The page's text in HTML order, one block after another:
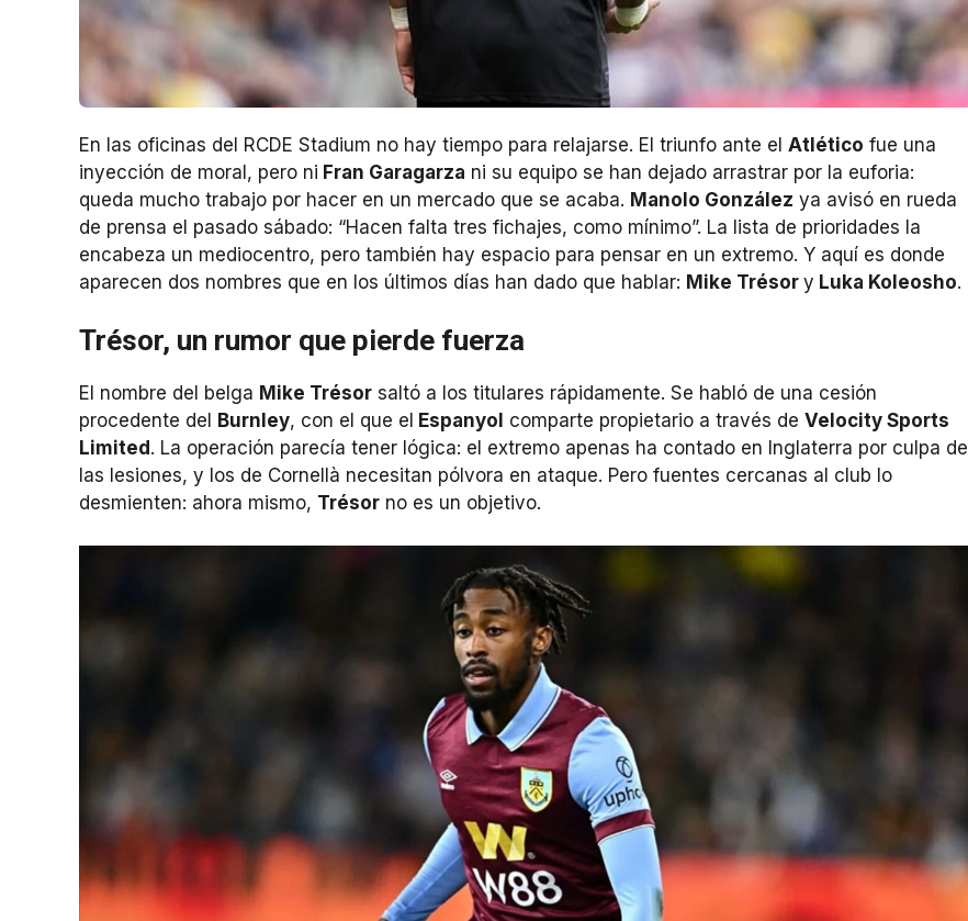
En las oficinas del RCDE Stadium no hay tiempo para relajarse. El triunfo ante el Atlético fue una
inyección de moral, pero ni Fran Garagarza ni su equipo se han dejado arrastrar por la euforia:
queda mucho trabajo por hacer en un mercado que se acaba. Manolo González ya avisó en rueda
de prensa el pasado sábado: “Hacen falta tres fichajes, como mínimo”. La lista de prioridades la
encabeza un mediocentro, pero también hay espacio para pensar en un extremo. Y aquí es donde
aparecen dos nombres que en los últimos días han dado que hablar: Mike Trésor y Luka Koleosho.
Trésor, un rumor que pierde fuerza
El nombre del belga Mike Trésor saltó a los titulares rápidamente. Se habló de una cesión
procedente del
Burnley, con el que el Espanyol comparte propietario a través de Velocity Sports
Limited . La operación parecía tener lógica: el extremo apenas ha contado en Inglaterra por culpa de
las lesiones, y los de Cornellà necesitan pólvora en ataque. Pero fuentes cercanas al club lo
desmienten: ahora mismo, Trésor no es un objetivo.